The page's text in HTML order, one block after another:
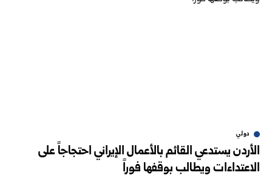
دولي
الأردن يستدعي القائم بالأعمال الإيراني احتجاجاً على
الاعتداءات ويطالب بوقفها فوراً